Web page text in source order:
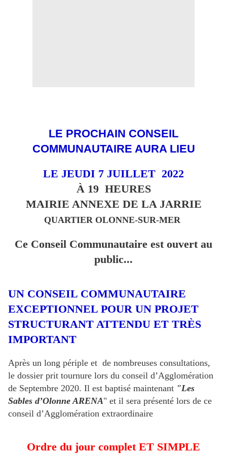
LE PROCHAIN CONSEIL
COMMUNAUTAIRE AURA LIEU
LE JEUDI 7 JUILLET 2022
À 19 HEURES
MAIRIE ANNEXE DE LA JARRIE
QUARTIER OLONNE-SUR-MER
Ce Conseil Communautaire est ouvert au
public...
UN CONSEIL COMMUNAUTAIRE
EXCEPTIONNEL POUR UN PROJET
STRUCTURANT ATTENDU ET TRÈS
IMPORTANT
Après un long périple et de nombreuses consultations,
le dossier prit tournure lors du conseil d’Agglomération
de Septembre 2020. Il est baptisé maintenant "Les
Sables d’Olonne ARENA" et il sera présenté lors de ce
conseil d’Agglomération extraordinaire
Ordre du jour complet ET SIMPLE